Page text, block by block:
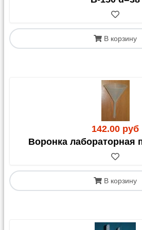
транспортные
Мы доставляем ваш заказ до
выбранной ТК в Москве.
Рекомендуем
итоговую стоимость доставки
Отправка осуществляется:
Яндекс Доставка, Озон
Стоимость можно
оплатить при получении.
Другие ТК (Возовоз, ТК КИТ,
В корзину
142.00 руб
Воронка лабораторная
В корзину